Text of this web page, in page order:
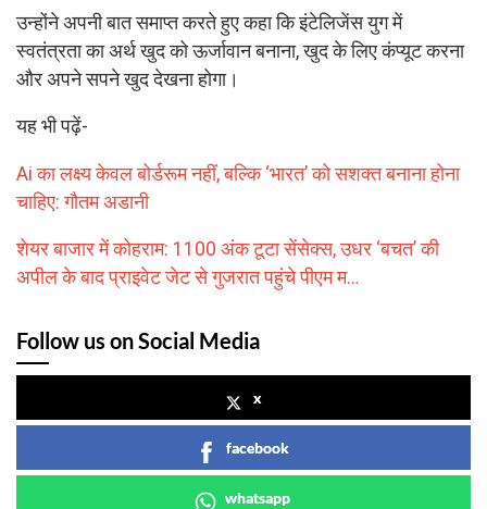
उन्होंने अपनी बात समाप्त करते हुए कहा कि इंटेलिजेंस युग में
स्वतंत्रता का अर्थ खुद को ऊर्जावान बनाना, खुद के लिए कंप्यूट करना
और अपने सपने खुद देखना होगा।
यह भी पढ़ें-
Ai का लक्ष्य केवल बोर्डरूम नहीं, बल्कि ‘भारत’ को सशक्त बनाना होना
चाहिए: गौतम अडानी
शेयर बाजार में कोहराम: 1100 अंक टूटा सेंसेक्स, उधर ‘बचत’ की
अपील के बाद प्राइवेट जेट से गुजरात पहुंचे पीएम म…
Follow us on Social Media
x
facebook
whatsapp